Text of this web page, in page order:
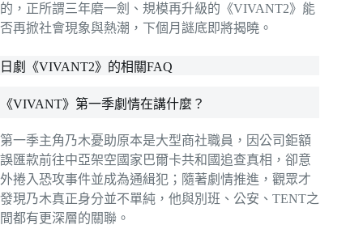
的，正所謂三年磨一劍、規模再升級的《VIVANT2》能
否再掀社會現象與熱潮，下個月謎底即將揭曉。
日劇《VIVANT2》的相關FAQ
《VIVANT》第一季劇情在講什麼？
第一季主角乃木憂助原本是大型商社職員，因公司鉅額
誤匯款前往中亞架空國家巴爾卡共和國追查真相，卻意
外捲入恐攻事件並成為通緝犯；隨著劇情推進，觀眾才
發現乃木真正身分並不單純，他與別班、公安、TENT之
間都有更深層的關聯。